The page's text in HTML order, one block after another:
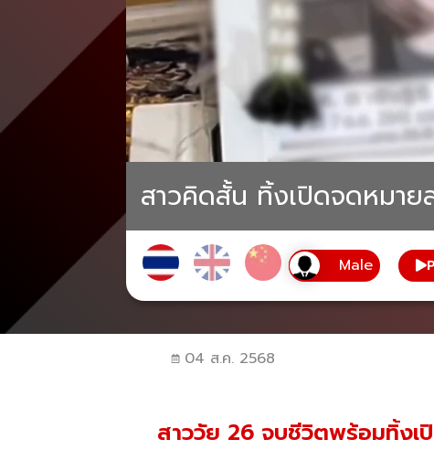
สาวคิดสั้น ทิ้งเปิดจดหมาย
04 ส.ค. 2568
สาววัย 26 จบชีวิตพร้อมทิ้งเ